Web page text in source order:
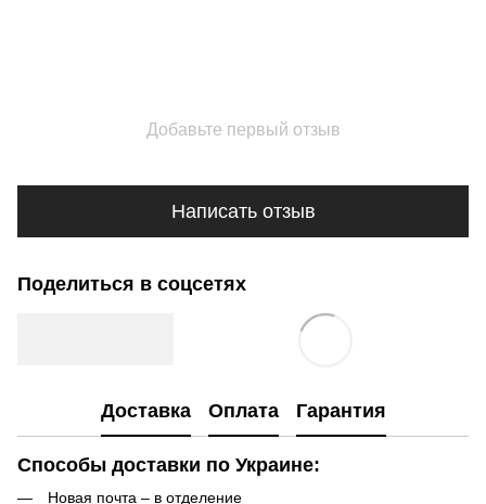
Добавьте первый отзыв
Написать отзыв
Поделиться в соцсетях
Доставка Оплата Гарантия
Способы доставки по Украине:
Новая почта – в отделение